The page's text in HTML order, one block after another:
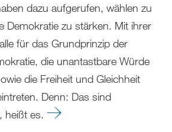
dazu aufgerufen, wählen zu
Demokratie zu stärken. Mit ihrer
für das Grundprinzip der
die unantastbare Würde
die Freiheit und Gleichheit
Denn: Das sind
heißt es.